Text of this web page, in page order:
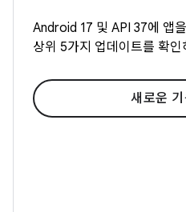
Android 17 및 API 37에 앱
상위 5가지 업데이트를 확인
새로운